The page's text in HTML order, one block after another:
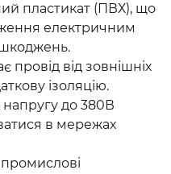
пластикат (ПВХ), що
електричним
провід від зовнішніх
ізоляцію.
до 380В
в мережах